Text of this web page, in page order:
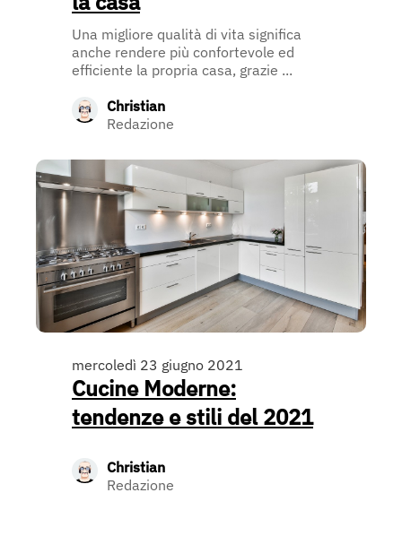
Una migliore qualità di vita significa
anche rendere più confortevole ed
efficiente la propria casa, grazie ...
Christian
Redazione
mercoledì 23 giugno 2021
Cucine Moderne:
tendenze e stili del 2021
Christian
Redazione